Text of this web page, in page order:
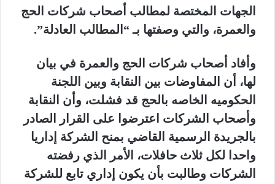
الجهات المختصة لمطالب أصحاب شركات الحج
والعمرة، والتي وصفتها بـ “المطالب العادلة”.
وأفاد أصحاب شركات الحج والعمرة في بيان
لها، أن المفاوضات بين النقابة وبين اللجنة
الحكوميه الخاصه بالحج قد فشلت، وأن النقابة
وأصحاب الشركات اعترضوا على القرار الصادر
بالجريدة الرسمية القاضي بمنح الشركة إداريا
واحدا لكل ثلاث حافلات، الأمر الذي رفضته
الشركات وطالبت بأن يكون إداري تابع للشركة